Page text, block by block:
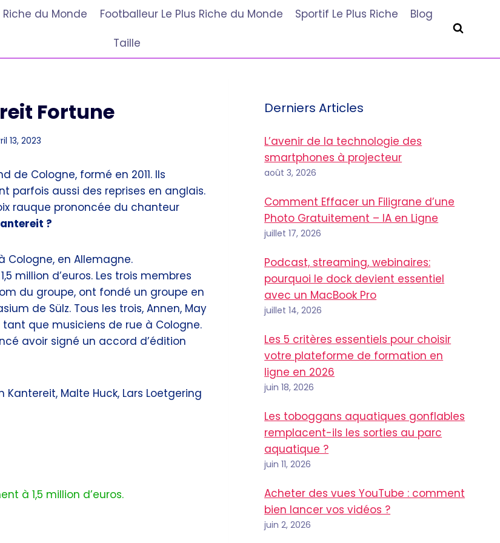
Riche du Monde Footballeur Le Plus Riche du Monde Sportif Le Plus Riche
Blog
Taille
Fortune
13, 2023
de Cologne, formé en 2011. Ils
parfois aussi des reprises en anglais.
rauque prononcée du chanteur
?
Cologne, en Allemagne.
million d’euros. Les trois membres
du groupe, ont fondé un groupe en
de Sülz. Tous les trois, Annen, May
que musiciens de rue à Cologne.
avoir signé un accord d’édition
Kantereit, Malte Huck, Lars Loetgering
à 1,5 million d’euros.
Derniers Articles
L’avenir de la technologie des
smartphones à projecteur
août 3, 2026
Comment Effacer un Filigrane d’une
Photo Gratuitement – IA en Ligne
juillet 17, 2026
Podcast, streaming, webinaires:
pourquoi le dock devient essentiel
avec un MacBook Pro
juillet 14, 2026
Les 5 critères essentiels pour choisir
votre plateforme de formation en
ligne en 2026
juin 18, 2026
Les toboggans aquatiques gonflables
remplacent-ils les sorties au parc
aquatique ?
juin 11, 2026
Acheter des vues YouTube : comment
bien lancer vos vidéos ?
juin 2, 2026